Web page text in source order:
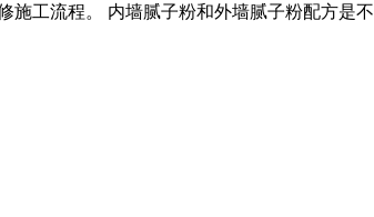
工流程。 内墙腻子粉和外墙腻子粉配方是